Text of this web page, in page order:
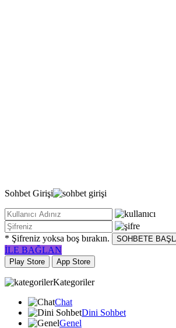
Sohbet Girişi
* Şifreniz yoksa boş bırakın. SOHBETE
İLE BAĞLAN
Play Store App Store
Kategoriler
Chat
Dini Sohbet
Genel